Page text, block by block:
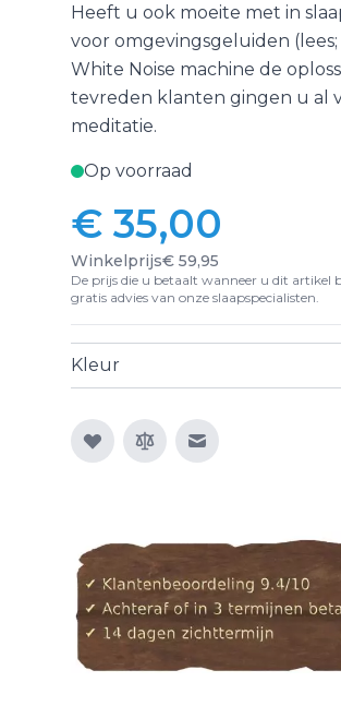
Heeft u ook moeite met in
voor omgevingsgeluiden
White Noise machine de
tevreden klanten gingen u al
meditatie.
Op voorraad
€ 35,00
Winkelprijs€ 59,95
De prijs die u betaalt wanneer u dit artikel
gratis advies van onze slaapspecialisten.
Kleur
E-mail naar een